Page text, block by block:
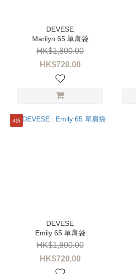
Marilyn 65 單肩袋
HK$720.00
HK$1,800.00
4折
Emily 65 單肩袋
HK$720.00
HK$1,800.00